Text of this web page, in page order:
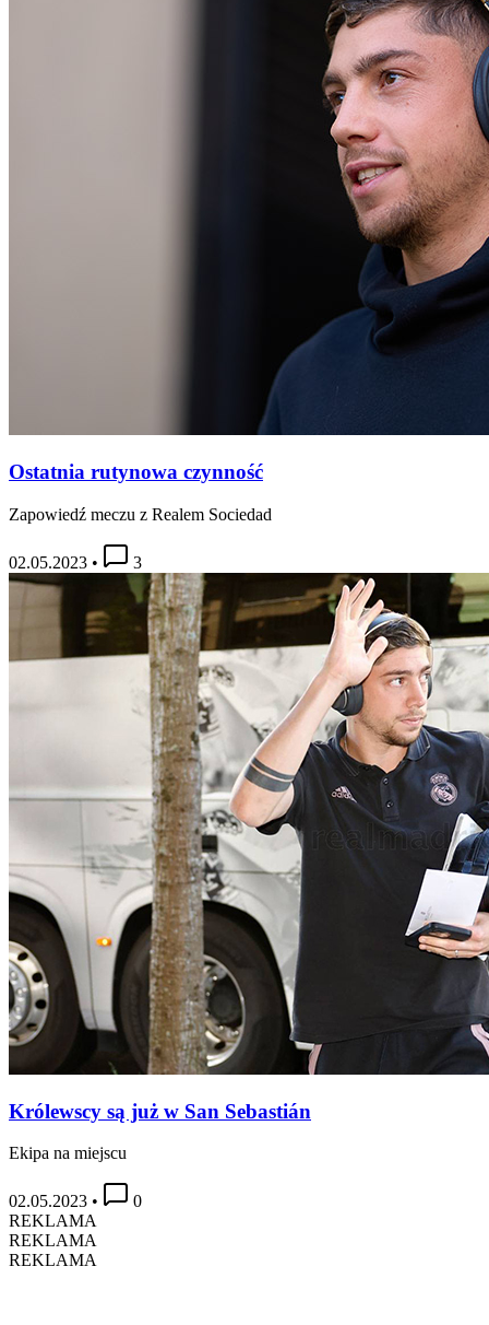
Ostatnia rutynowa czynność
Zapowiedź meczu z Realem Sociedad
02.05.2023 • 3
Królewscy są już w San Sebastián
Ekipa na miejscu
02.05.2023 •
0
REKLAMA
REKLAMA
REKLAMA